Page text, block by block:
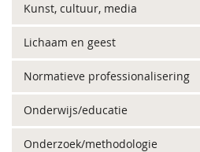
Kunst, cultuur, media
Lichaam en geest
Normatieve professionalisering
Onderwijs/educatie
Onderzoek/methodologie